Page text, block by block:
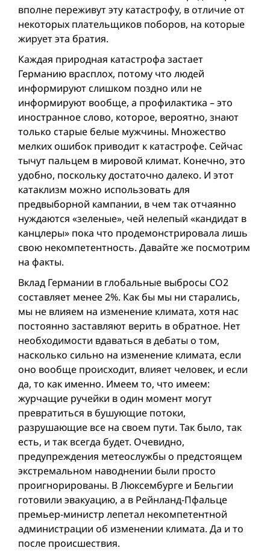
вполне переживут эту катастрофу, в отличие от
некоторых плательщиков поборов, на которые
жирует эта братия.
Каждая природная катастрофа застает
Германию врасплох, потому что людей
информируют слишком поздно или не
информируют вообще, а профилактика – это
иностранное слово, которое, вероятно, знают
только старые белые мужчины. Множество
мелких ошибок приводит к катастрофе. Сейчас
тычут пальцем в мировой климат. Конечно, это
удобно, поскольку достаточно далеко. И этот
катаклизм можно использовать для
предвыборной кампании, в чем так отчаянно
нуждаются «зеленые», чей нелепый «кандидат в
канцлеры» пока что продемонстрировала лишь
свою некомпетентность. Давайте же посмотрим
на факты.
Вклад Германии в глобальные выбросы CO2
составляет менее 2%. Как бы мы ни старались,
мы не влияем на изменение климата, хотя нас
постоянно заставляют верить в обратное. Нет
необходимости вдаваться в дебаты о том,
насколько сильно на изменение климата, если
оно вообще происходит, влияет человек, и если
да, то как именно. Имеем то, что имеем:
журчащие ручейки в один момент могут
превратиться в бушующие потоки,
разрушающие все на своем пути. Так было, так
есть, и так всегда будет. Очевидно,
предупреждения метеослужбы о предстоящем
экстремальном наводнении были просто
проигнорированы. В Люксембурге и Бельгии
готовили эвакуацию, а в Рейнланд-Пфальце
премьер-министр лепетал некомпетентной
администрации об изменении климата. Да и то
после происшествия.